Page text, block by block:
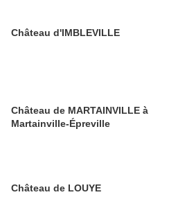
Château d'IMBLEVILLE
Château de MARTAINVILLE à
Martainville-Épreville
Château de LOUYE